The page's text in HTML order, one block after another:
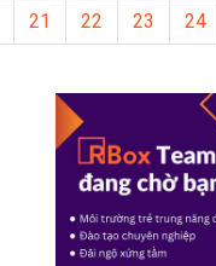
21
22 23 24